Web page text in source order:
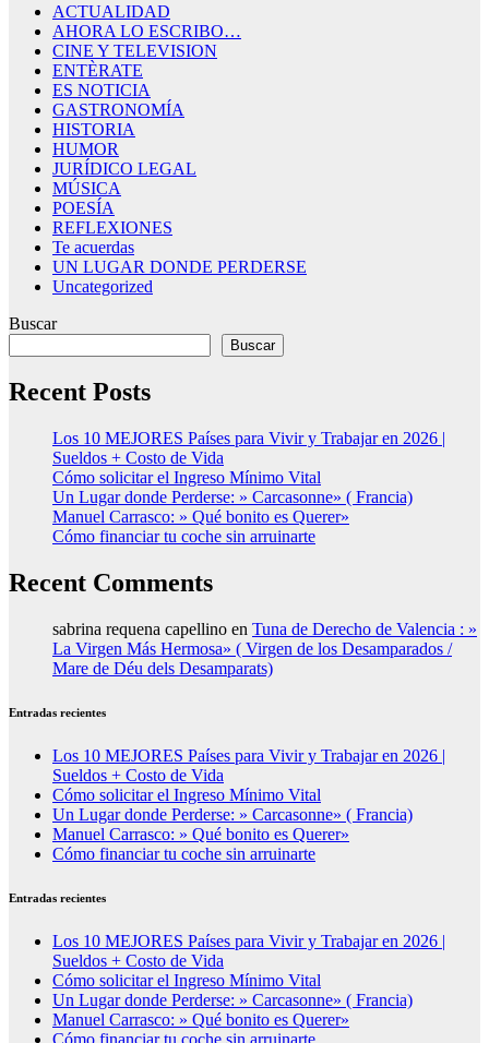
ACTUALIDAD
AHORA LO ESCRIBO…
CINE Y TELEVISION
ENTÈRATE
ES NOTICIA
GASTRONOMÍA
HISTORIA
HUMOR
JURÍDICO LEGAL
MÚSICA
POESÍA
REFLEXIONES
Te acuerdas
UN LUGAR DONDE PERDERSE
Uncategorized
Buscar
Buscar
Recent Posts
Los 10 MEJORES Países para Vivir y Trabajar en 2026 |
Sueldos + Costo de Vida
Cómo solicitar el Ingreso Mínimo Vital
Un Lugar donde Perderse: » Carcasonne» ( Francia)
Manuel Carrasco: » Qué bonito es Querer»
Cómo financiar tu coche sin arruinarte
Recent Comments
sabrina requena capellino en Tuna de Derecho de Valencia : »
La Virgen Más Hermosa» ( Virgen de los Desamparados /
Mare de Déu dels Desamparats)
Entradas recientes
Los 10 MEJORES Países para Vivir y Trabajar en 2026 |
Sueldos + Costo de Vida
Cómo solicitar el Ingreso Mínimo Vital
Un Lugar donde Perderse: » Carcasonne» ( Francia)
Manuel Carrasco: » Qué bonito es Querer»
Cómo financiar tu coche sin arruinarte
Entradas recientes
Los 10 MEJORES Países para Vivir y Trabajar en 2026 |
Sueldos + Costo de Vida
Cómo solicitar el Ingreso Mínimo Vital
Un Lugar donde Perderse: » Carcasonne» ( Francia)
Manuel Carrasco: » Qué bonito es Querer»
Cómo financiar tu coche sin arruinarte